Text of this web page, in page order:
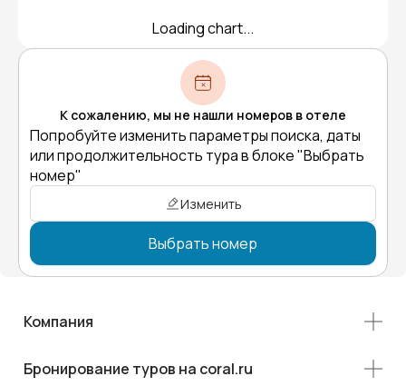
Loading chart...
К сожалению, мы не нашли номеров в отеле
Попробуйте изменить параметры поиска, даты
или продолжительность тура в блоке "Выбрать
номер"
Изменить
Выбрать номер
Компания
Бронирование туров на coral.ru